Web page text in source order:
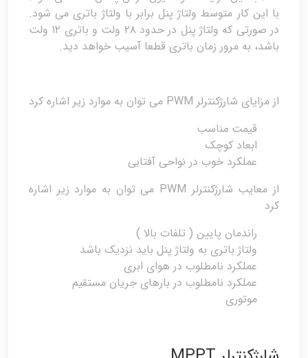
با این کار متوسط ولتاژ پنل برابر با ولتاژ باتری می شود.
در صورتی که ولتاژ پنل در حدود ۲۸ ولت و باتری ۱۲ ولت
باشد، به مرور زمان باتری قطعا آسیب خواهد دید.
از مزایای شارژکنترلر PWM‌ می توان به موارد زیر اشاره کرد
قیمت مناسب
ابعاد کوچک
عملکرد خوب در نواحی آفتابی
از معایب شارژکنترلر PWM می توان به موارد زیر اشاره
کرد
راندمان پایین ( تلفات بالا )
ولتاژ باتری به ولتاژ پنل باید نزدیک باشد
عملکرد نامطلوب در هوای ابری
عملکرد نامطلوب در بارهای جریان مستقیم
موتوری